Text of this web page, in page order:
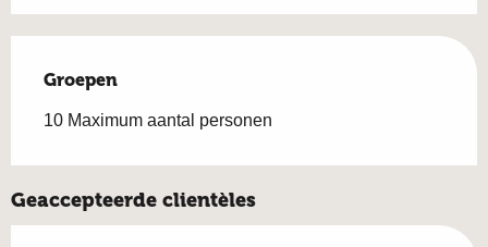
Groepen
Groepen
10 Maximum aantal personen
Geaccepteerde clientèles